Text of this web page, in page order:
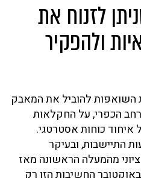
לזנוח את
ולהפקיר
השואפות להוביל את המאבק
הכפרי, על החקלאות
איחוד כוחות אסטרטגי.
התיישבות, ובעיקר
מהמעלה הראשונה מאז